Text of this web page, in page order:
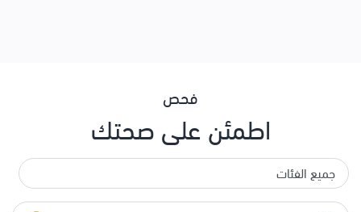
فحص
اطمئن على صحتك